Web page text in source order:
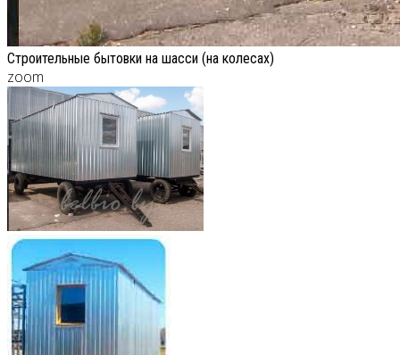
Строительные бытовки на шасси (на колесах)
zoom